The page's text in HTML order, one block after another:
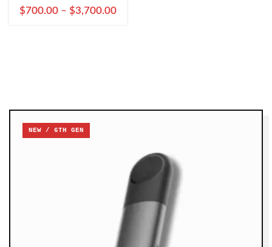
$700.00 – $3,700.00
NEW / 6TH GEN